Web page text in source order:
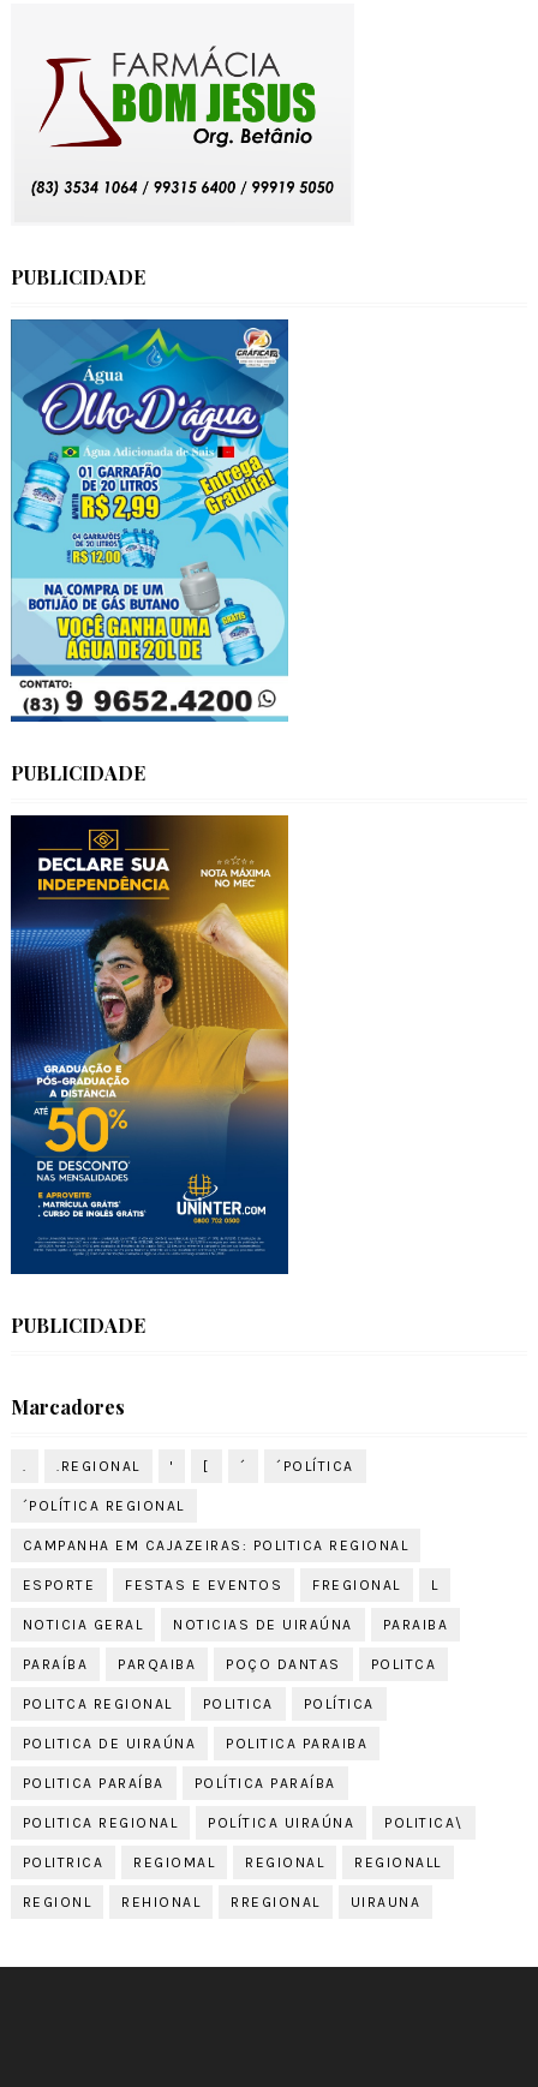
PUBLICIDADE
PUBLICIDADE
PUBLICIDADE
Marcadores
. .REGIONAL ' [ ´ ´POLÍTICA
´POLÍTICA REGIONAL
CAMPANHA EM CAJAZEIRAS: POLITICA REGIONAL
ESPORTE FESTAS E EVENTOS FREGIONAL L
NOTICIA GERAL NOTICIAS DE UIRAÚNA PARAIBA
PARAÍBA PARQAIBA POÇO DANTAS POLITCA
POLITCA REGIONAL POLITICA POLÍTICA
POLITICA DE UIRAÚNA POLITICA PARAIBA
POLITICA PARAÍBA POLÍTICA PARAÍBA
POLITICA REGIONAL POLÍTICA UIRAÚNA POLITICA\
POLITRICA REGIOMAL REGIONAL REGIONALL
REGIONL REHIONAL RREGIONAL UIRAUNA